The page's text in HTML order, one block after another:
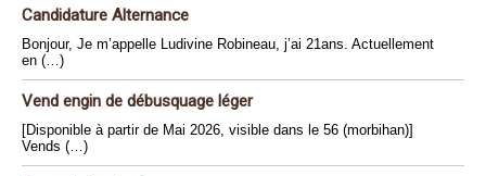
Candidature Alternance
Bonjour, Je m’appelle Ludivine Robineau, j’ai 21ans. Actuellement
en (…)
Vend engin de débusquage léger
[Disponible à partir de Mai 2026, visible dans le 56 (morbihan)]
Vends (…)